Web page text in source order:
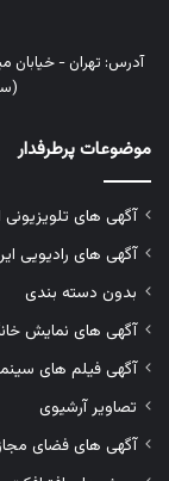
موضوعات پرطرفدار
آگهی های تلویزیونی
آگهی های رادیویی
بدون دسته بندی
آگهی های نمایش
آگهی فیلم های
تصاویر آرشیوی
آگهی های فضای